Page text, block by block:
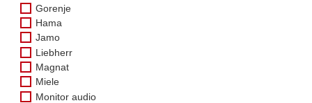
Gorenje
Hama
Jamo
Liebherr
Magnat
Miele
Monitor audio